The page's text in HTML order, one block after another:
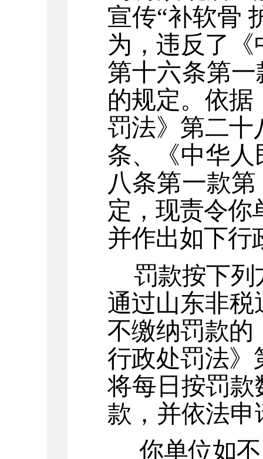
宣传“补软骨
为，违反了
第十六条第
的规定。依据
罚法》第二十
条、
《中华
八条第一款
定，现责令你
并作出如下行
罚款按下列
通过山东非税
不缴纳罚款的
行政处罚法》
将每日按罚
款，并依法
你单位如